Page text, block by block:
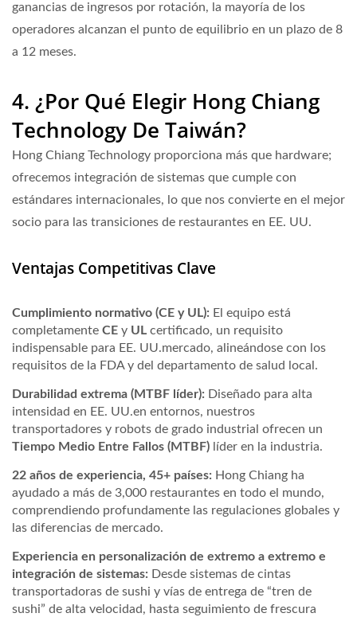
ganancias de ingresos por rotación, la mayoría de los
operadores alcanzan el punto de equilibrio en un plazo de 8
a 12 meses.
4. ¿Por Qué Elegir Hong Chiang
Technology De Taiwán?
Hong Chiang Technology proporciona más que hardware;
ofrecemos integración de sistemas que cumple con
estándares internacionales, lo que nos convierte en el mejor
socio para las transiciones de restaurantes en EE. UU.
Ventajas Competitivas Clave
Cumplimiento normativo (CE y UL): El equipo está
completamente CE y UL certificado, un requisito
indispensable para EE. UU.mercado, alineándose con los
requisitos de la FDA y del departamento de salud local.
Durabilidad extrema (MTBF líder): Diseñado para alta
intensidad en EE. UU.en entornos, nuestros
transportadores y robots de grado industrial ofrecen un
Tiempo Medio Entre Fallos (MTBF) líder en la industria.
22 años de experiencia, 45+ países: Hong Chiang ha
ayudado a más de 3,000 restaurantes en todo el mundo,
comprendiendo profundamente las regulaciones globales y
las diferencias de mercado.
Experiencia en personalización de extremo a extremo e
integración de sistemas: Desde sistemas de cintas
transportadoras de sushi y vías de entrega de “tren de
sushi” de alta velocidad, hasta seguimiento de frescura